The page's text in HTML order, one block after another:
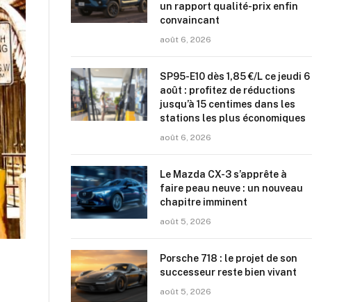
un rapport qualité-prix enfin
convaincant
août 6, 2026
SP95-E10 dès 1,85 €/L ce jeudi 6
août : profitez de réductions
jusqu’à 15 centimes dans les
stations les plus économiques
août 6, 2026
Le Mazda CX-3 s’apprête à
faire peau neuve : un nouveau
chapitre imminent
août 5, 2026
Porsche 718 : le projet de son
successeur reste bien vivant
août 5, 2026